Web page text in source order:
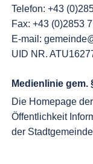
Telefon: +43
Fax: +43 (0)2853
E-mail:
UID NR.
Medienlinie gem.
Die Homepage
Öffentlichkeit
der